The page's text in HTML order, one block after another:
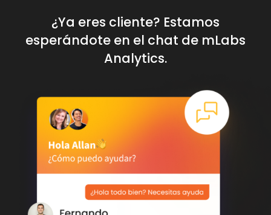
¿Ya eres cliente? Estamos
esperándote en el chat de mLabs
Analytics.